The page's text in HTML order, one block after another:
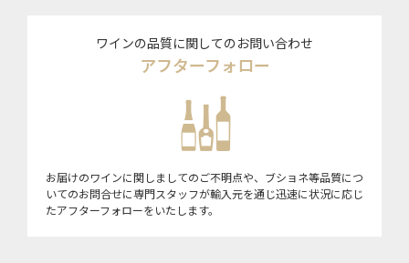
ワインの品質に関してのお問い合わせ
アフターフォロー
お届けのワインに関しましてのご不明点や、ブショネ等品質につ
いてのお問合せに専門スタッフが輸入元を通じ迅速に状況に応じ
たアフターフォローをいたします。